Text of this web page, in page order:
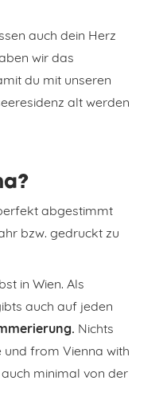
auch dein Herz
wir das
du mit unseren
alt werden
abgestimmt
bzw. gedruckt zu
in Wien. Als
auch auf jeden
Nichts
from Vienna with
minimal von der